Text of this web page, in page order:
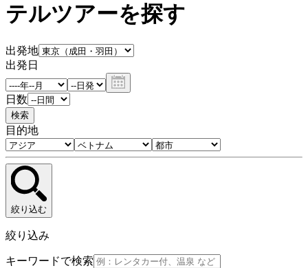
テルツアーを探す
出発地
出発日
日数
検索
目的地
絞り込む
絞り込み
キーワードで検索